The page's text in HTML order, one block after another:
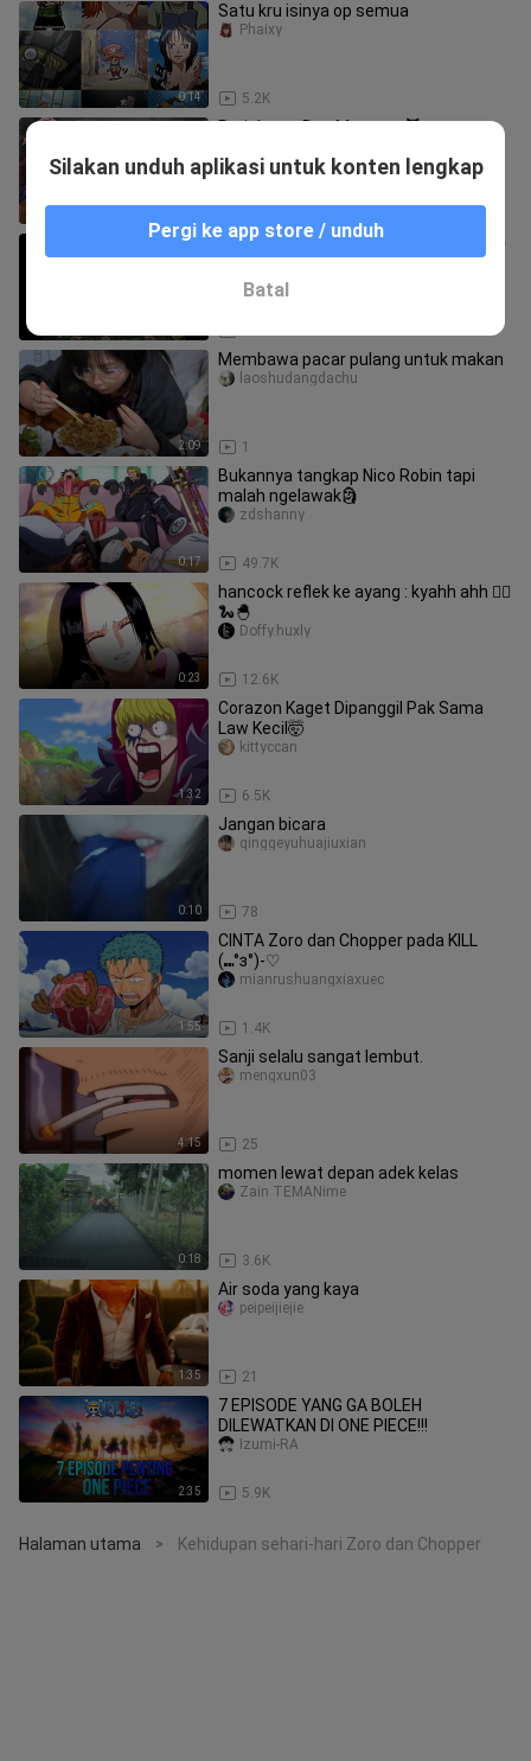
0:14
Satu kru isinya op semua
5.2K
Phaixy
Perjalanan Duo Monster 😈🔥
malah cosplay😂| jedag jedug anime🍀
ris ajah1
2:09
Membawa pacar pulang untuk makan
1
laoshudangdachu
0:17
Bukannya tangkap Nico Robin tapi
malah ngelawak🗿
49.7K
zdshanny
0:23
hancock reflek ke ayang : kyahh ahh 😵‍💫
🐍🐣
12.6K
Doffy.huxly
1:32
Corazon Kaget Dipanggil Pak Sama
Law Kecil🤯
6.5K
kittyccan
0:10
Jangan bicara
78
qinggeyuhuajiuxian
1:55
CINTA Zoro dan Chopper pada KILL
(⑉°з°)-♡
1.4K
mianrushuangxiaxuec
4:15
Sanji selalu sangat lembut.
25
mengxun03
0:18
momen lewat depan adek kelas
3.6K
Zain TEMANime
1:35
Air soda yang kaya
21
peipeijiejie
2:35
7 EPISODE YANG GA BOLEH
DILEWATKAN DI ONE PIECE!!!
5.9K
Izumi-RA
Halaman utama > Kehidupan sehari-hari Zoro dan Chopper
Silakan unduh aplikasi untuk konten lengkap
Pergi ke app store / unduh
Batal